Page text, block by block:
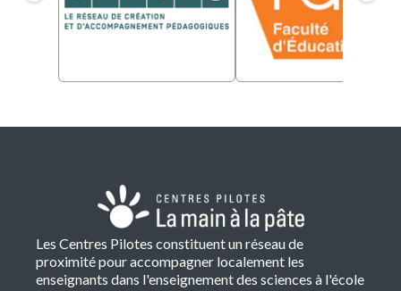
Les Centres Pilotes constituent un réseau de
proximité pour accompagner localement les
enseignants dans l'enseignement des sciences à l'école